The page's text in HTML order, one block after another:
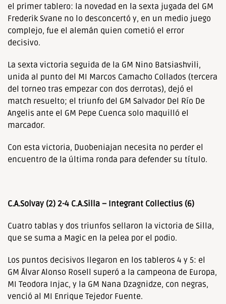
el primer tablero: la novedad en la sexta jugada del GM
Frederik Svane no lo desconcertó y, en un medio juego
complejo, fue el alemán quien cometió el error
decisivo.
La sexta victoria seguida de la GM Nino Batsiashvili,
unida al punto del MI Marcos Camacho Collados (tercera
del torneo tras empezar con dos derrotas), dejó el
match resuelto; el triunfo del GM Salvador Del Río De
Angelis ante el GM Pepe Cuenca solo maquilló el
marcador.
Con esta victoria, Duobeniajan necesita no perder el
encuentro de la última ronda para defender su título.
C.A.Solvay (2) 2-4 C.A.Silla – Integrant Collectius (6)
Cuatro tablas y dos triunfos sellaron la victoria de Silla,
que se suma a Magic en la pelea por el podio.
Los puntos decisivos llegaron en los tableros 4 y 5: el
GM Álvar Alonso Rosell superó a la campeona de Europa,
MI Teodora Injac, y la GM Nana Dzagnidze, con negras,
venció al MI Enrique Tejedor Fuente.